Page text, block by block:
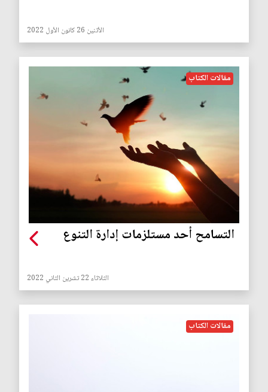
الأثنين 26 كانون الأول 2022
مقالات الكتاب
التسامح أحد مستلزمات إدارة التنوع
الثلاثاء 22 تشرين الثاني 2022
مقالات الكتاب